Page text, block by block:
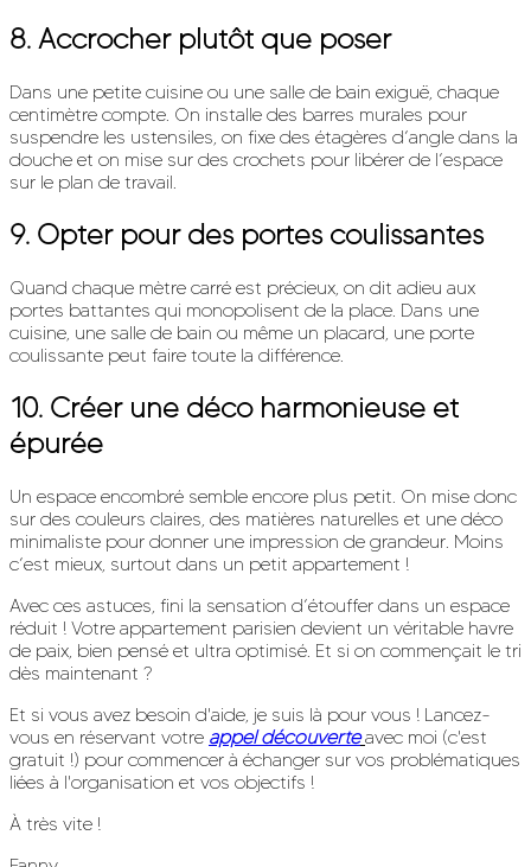
8. Accrocher plutôt que poser
Dans une petite cuisine ou une salle de bain exiguë, chaque
centimètre compte. On installe des barres murales pour
suspendre les ustensiles, on fixe des étagères d’angle dans la
douche et on mise sur des crochets pour libérer de l’espace
sur le plan de travail.
9. Opter pour des portes coulissantes
Quand chaque mètre carré est précieux, on dit adieu aux
portes battantes qui monopolisent de la place. Dans une
cuisine, une salle de bain ou même un placard, une porte
coulissante peut faire toute la différence.
10. Créer une déco harmonieuse et
épurée
Un espace encombré semble encore plus petit. On mise donc
sur des couleurs claires, des matières naturelles et une déco
minimaliste pour donner une impression de grandeur. Moins
c’est mieux, surtout dans un petit appartement !
Avec ces astuces, fini la sensation d’étouffer dans un espace
réduit ! Votre appartement parisien devient un véritable havre
de paix, bien pensé et ultra optimisé. Et si on commençait le tri
dès maintenant ?
Et si vous avez besoin d'aide, je suis là pour vous ! Lancez-
vous en réservant votre appel découverte avec moi (c'est
gratuit !) pour commencer à échanger sur vos problématiques
liées à l'organisation et vos objectifs !
À très vite !